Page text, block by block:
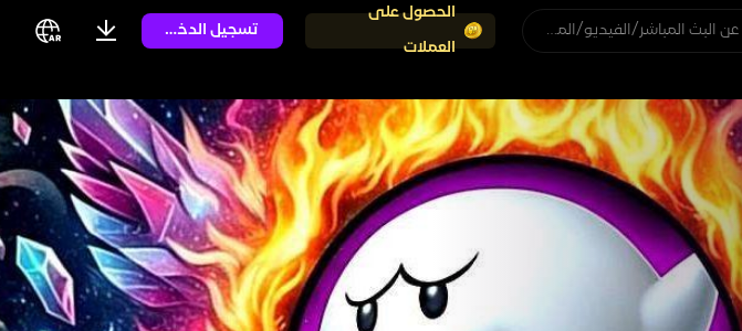
البحث عن البث المباشر/الفيديو/المستخدم
الحصول على
العملات
تسجيل الدخول